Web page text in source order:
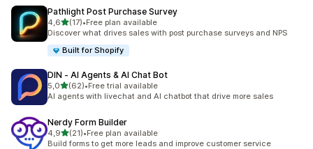
Pathlight Post Purchase Survey
4,65 yıldız üzerinden
(17)
toplam 17 değerlendirme
•Free plan available
Discover what drives sales with post purchase surveys and NPS
Built for Shopify
DIN ‑ AI Agents & AI Chat Bot
5,05 yıldız üzerinden
(62)
toplam 62 değerlendirme
•Free trial available
AI agents with livechat and AI chatbot that drive more sales
Nerdy Form Builder
4,95 yıldız üzerinden
(21)
toplam 21 değerlendirme
•Free plan available
Build forms to get more leads and improve customer service